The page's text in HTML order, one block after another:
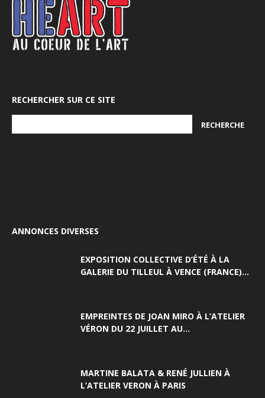
RECHERCHER SUR CE SITE
ANNONCES DIVERSES
EXPOSITION COLLECTIVE D’ÉTÉ À LA
GALERIE DU TILLEUL À VENCE (FRANCE)...
EMPREINTES DE JOAN MIRO À L’ATELIER
VÉRON DU 22 JUILLET AU...
MARTINE BALATA & RENÉ JULLIEN À
L’ATELIER VERON À PARIS